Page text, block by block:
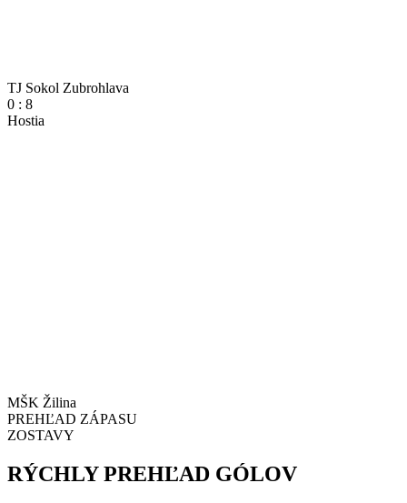
TJ Sokol Zubrohlava
0 : 8
Hostia
MŠK Žilina
PREHĽAD ZÁPASU
ZOSTAVY
RÝCHLY PREHĽAD GÓLOV